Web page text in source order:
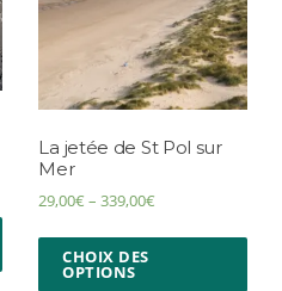
La jetée de St Pol sur
Mer
29,00€ –339,00€
CHOIX DES
OPTIONS